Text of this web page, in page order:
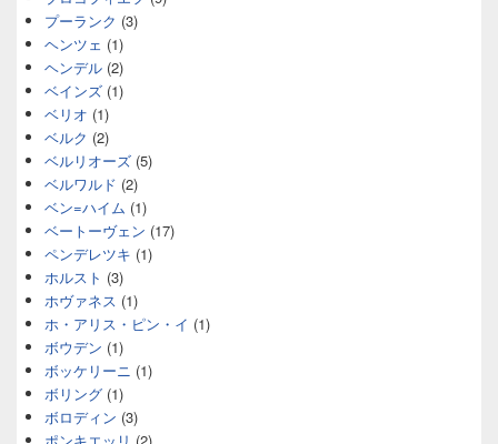
プーランク (3)
ヘンツェ (1)
ヘンデル (2)
ベインズ (1)
ベリオ (1)
ベルク (2)
ベルリオーズ (5)
ベルワルド (2)
ベン=ハイム (1)
ベートーヴェン (17)
ペンデレツキ (1)
ホルスト (3)
ホヴァネス (1)
ホ・アリス・ピン・イ (1)
ボウデン (1)
ボッケリーニ (1)
ボリング (1)
ボロディン (3)